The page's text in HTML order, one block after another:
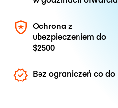
Ochrona z
ubezpieczeniem do
$2500
Bez ograniczeń co